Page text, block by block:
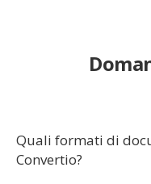
Quali formati di
Convertio?